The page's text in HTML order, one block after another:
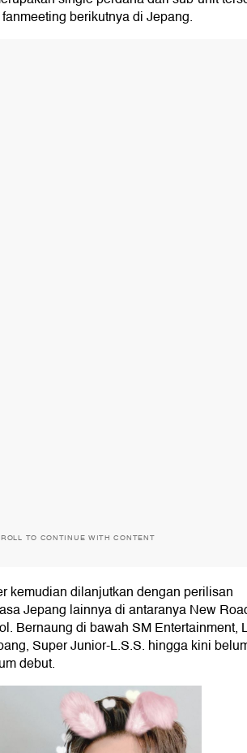
berikutnya di Jepang.
TO CONTINUE WITH CONTENT
kemudian dilanjutkan dengan perilisan
Jepang lainnya di antaranya New
Bernaung di bawah SM Entertainment,
Super Junior-L.S.S. hingga kini
debut.